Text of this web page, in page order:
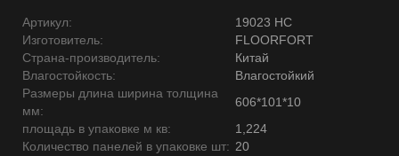
Артикул:
19023 НС
Изготовитель:
FLOORFORT
Страна-производитель:
Китай
Влагостойкость:
Влагостойкий
Размеры длина ширина толщина
мм:
606*101*10
площадь в упаковке м кв:
1,224
Количество панелей в упаковке шт: 20